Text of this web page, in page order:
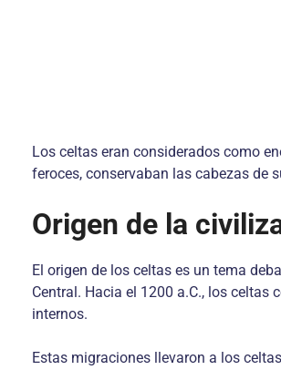
Los celtas eran considerados como
feroces, conservaban las cabezas de
Origen de la
El origen de los celtas es un tema
Central. Hacia el 1200 a.C., los
internos.
Estas migraciones llevaron a los